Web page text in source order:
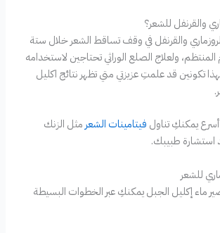
والقرنفل للشعر؟
والقرنفل في وقف تساقط الشعر خلال ستة
ولعلاج الصلع الوراثي تحتاجين لاستخدامه
وبهذا تكونين قد علمتِ عزيزتي متي تظهر نتائج اكليل
يمكنكِ تناول فيتامينات الشعر مثل الزنك
استشارة طبيبك.
للشعر
ماء إكليل الجبل يمكنكِ عبر الخطوات البسيطة